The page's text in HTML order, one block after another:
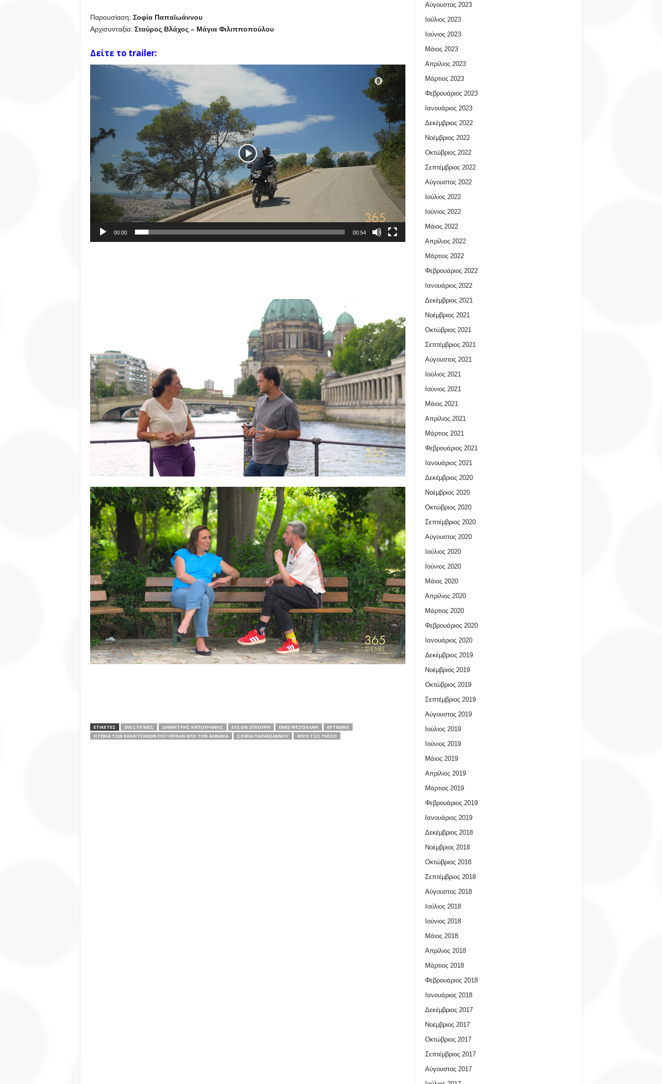
Παρουσίαση: Σοφία Παπαϊωάννου
Αρχισυνταξία: Σταύρος Βλάχος – Μάγια Φιλιπποπούλου
Δείτε το trailer:
Πρόγραμμα
00:00 00:54
ΕΤΙΚΕΤΕΣ 365 ΣΤΙΓΜΈΣ ΔΗΜΉΤΡΗΣ ΚΑΠΟΥΡΆΝΗΣ ΈΛΣΟΝ ΖΓΚΟΎΡΗ ΈΝΚΕ ΦΕΖΟΛΛΆΡΙ
ΕΡΤNEWS
Η ΓΕΝΙΆ ΤΩΝ ΚΑΛΛΙΤΕΧΝΏΝ ΠΟΥ ΉΡΘΑΝ ΑΠΌ ΤΗΝ ΑΛΒΑΝΊΑ
ΣΟΦΊΑ ΠΑΠΑΪΩΆΝΝΟΥ ΧΡΉΣΤΟΣ ΓΚΈΖΟ
Αύγουστος 2023
Ιούλιος 2023
Ιούνιος 2023
Μάιος 2023
Απρίλιος 2023
Μάρτιος 2023
Φεβρουάριος 2023
Ιανουάριος 2023
Δεκέμβριος 2022
Νοέμβριος 2022
Οκτώβριος 2022
Σεπτέμβριος 2022
Αύγουστος 2022
Ιούλιος 2022
Ιούνιος 2022
Μάιος 2022
Απρίλιος 2022
Μάρτιος 2022
Φεβρουάριος 2022
Ιανουάριος 2022
Δεκέμβριος 2021
Νοέμβριος 2021
Οκτώβριος 2021
Σεπτέμβριος 2021
Αύγουστος 2021
Ιούλιος 2021
Ιούνιος 2021
Μάιος 2021
Απρίλιος 2021
Μάρτιος 2021
Φεβρουάριος 2021
Ιανουάριος 2021
Δεκέμβριος 2020
Νοέμβριος 2020
Οκτώβριος 2020
Σεπτέμβριος 2020
Αύγουστος 2020
Ιούλιος 2020
Ιούνιος 2020
Μάιος 2020
Απρίλιος 2020
Μάρτιος 2020
Φεβρουάριος 2020
Ιανουάριος 2020
Δεκέμβριος 2019
Νοέμβριος 2019
Οκτώβριος 2019
Σεπτέμβριος 2019
Αύγουστος 2019
Ιούλιος 2019
Ιούνιος 2019
Μάιος 2019
Απρίλιος 2019
Μάρτιος 2019
Φεβρουάριος 2019
Ιανουάριος 2019
Δεκέμβριος 2018
Νοέμβριος 2018
Οκτώβριος 2018
Σεπτέμβριος 2018
Αύγουστος 2018
Ιούλιος 2018
Ιούνιος 2018
Μάιος 2018
Απρίλιος 2018
Μάρτιος 2018
Φεβρουάριος 2018
Ιανουάριος 2018
Δεκέμβριος 2017
Νοέμβριος 2017
Οκτώβριος 2017
Σεπτέμβριος 2017
Αύγουστος 2017